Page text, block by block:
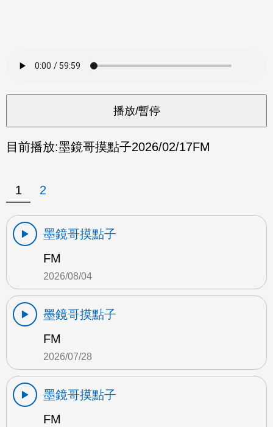
目前播放:墨鏡哥摸點子2026/02/17FM
1 2
墨鏡哥摸點子
FM
2026/08/04
墨鏡哥摸點子
FM
2026/07/28
墨鏡哥摸點子
FM